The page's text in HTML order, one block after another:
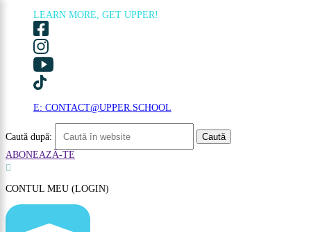
LEARN MORE, GET UPPER!
E: CONTACT@UPPER.SCHOOL
Caută după:
ABONEAZĂ-TE

CONTUL MEU (LOGIN)